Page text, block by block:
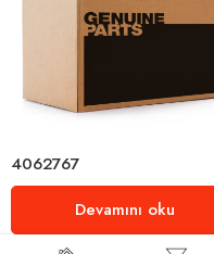
4062767
Devamını oku